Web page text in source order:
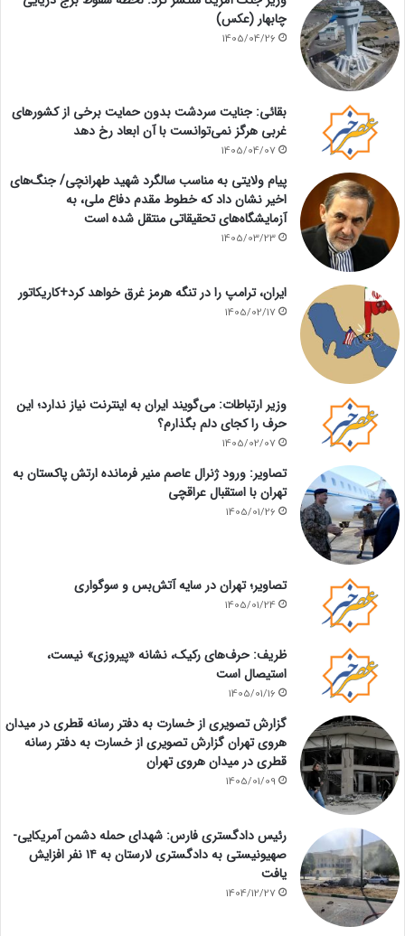
چابهار (عکس)
1405/04/26
بقائی: جنایت سردشت بدون حمایت برخی از کشورهای
غربی هرگز نمی‌توانست با آن ابعاد رخ دهد
1405/04/07
پیام ولایتی به مناسب سالگرد شهید طهرانچی/ جنگ‌های
اخیر نشان داد که خطوط مقدم دفاع ملی، به
آزمایشگاه‌های تحقیقاتی منتقل شده است
1405/03/23
ایران، ترامپ را در تنگه هرمز غرق خواهد کرد+کاریکاتور
1405/02/17
وزیر ارتباطات: می‌گویند ایران به اینترنت نیاز ندارد؛ این
حرف را کجای دلم بگذارم؟
1405/02/07
تصاویر: ورود ژنرال عاصم منیر فرمانده ارتش پاکستان به
تهران با استقبال عراقچی
1405/01/26
تصاویر؛ تهران در سایه آتش‌بس و سوگواری
1405/01/24
ظریف: حرف‌های رکیک، نشانه «پیروزی» نیست،
استیصال است
1405/01/16
گزارش تصویری از خسارت به دفتر رسانه قطری در میدان
هروی تهران گزارش تصویری از خسارت به دفتر رسانه
قطری در میدان هروی تهران
1405/01/09
رئیس دادگستری فارس: شهدای حمله دشمن آمریکایی-
صهیونیستی به دادگستری لارستان به ۱۴ نفر افزایش
یافت
1404/12/27